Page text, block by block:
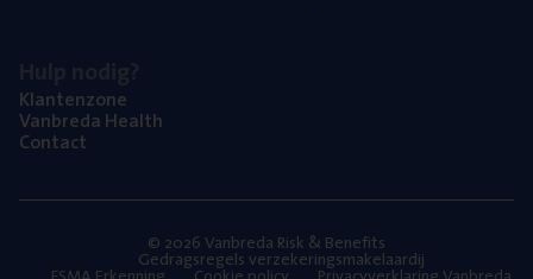
Klan­ten­zo­ne
Van­b­re­da Health
Con­tact
© 2026 Vanbreda Risk & Benefits
Gedragsregels verzekeringsmakelaardij